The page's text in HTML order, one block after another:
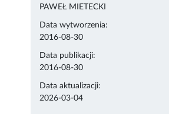
PAWEŁ MIETECKI
Data wytworzenia:
2016-08-30
Data publikacji:
2016-08-30
Data aktualizacji:
2026-03-04